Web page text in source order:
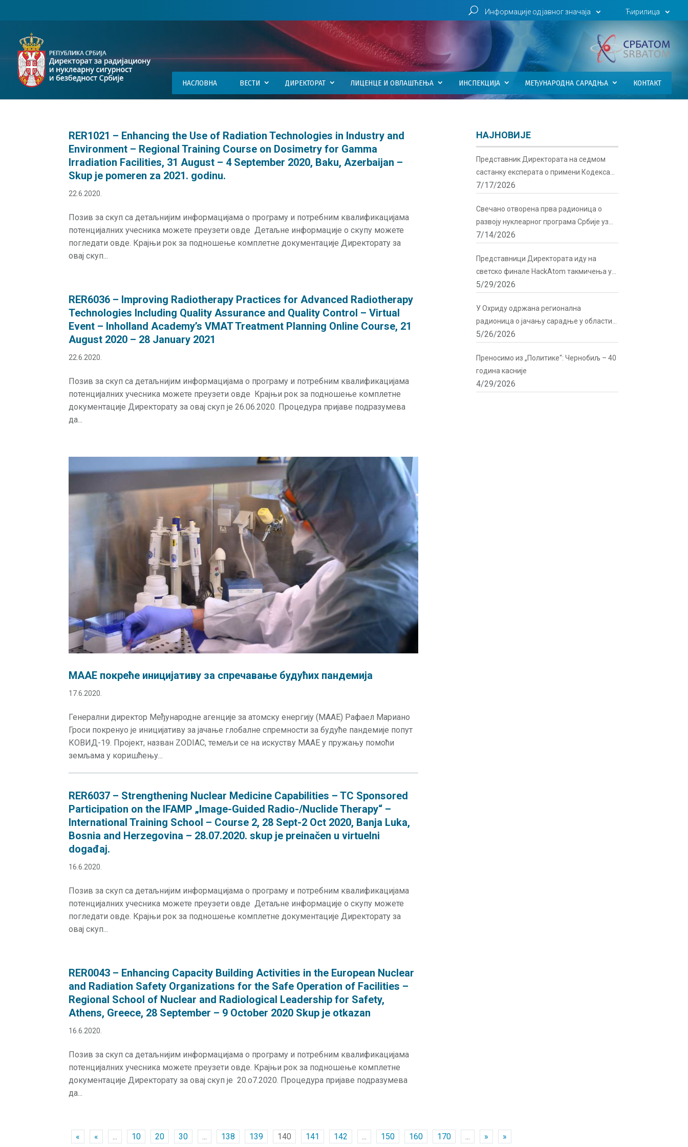
U Информације од јавног значаја Ћирилица
НАСЛОВНА ВЕСТИ ДИРЕКТОРАТ ЛИЦЕНЦЕ И ОВЛАШЋЕЊА ИНСПЕКЦИЈА МЕЂУНАРОДНА САРАДЊА КОНТАКТ
RER1021 – Enhancing the Use of Radiation Technologies in Industry and
Environment – Regional Training Course on Dosimetry for Gamma
Irradiation Facilities, 31 August – 4 September 2020, Baku, Azerbaijan –
Skup je pomeren za 2021. godinu.
22.6.2020.
Позив за скуп са детаљнијим информацијама о програму и потребним квалификацијама
потенцијалних учесника можете преузети овде Детаљне информације о скупу можете
погледати овде. Крајњи рок за подношење комплетне документације Директорату за
овај скуп...
RER6036 – Improving Radiotherapy Practices for Advanced Radiotherapy
Technologies Including Quality Assurance and Quality Control – Virtual
Event – Inholland Academy’s VMAT Treatment Planning Online Course, 21
August 2020 – 28 January 2021
22.6.2020.
Позив за скуп са детаљнијим информацијама о програму и потребним квалификацијама
потенцијалних учесника можете преузети овде Крајњи рок за подношење комплетне
документације Директорату за овај скуп је 26.06.2020. Процедура пријаве подразумева
да...
MAAE покреће иницијативу за спречавање будућих пандемија
17.6.2020.
Генерални директор Међународне агенције за атомску енергију (МААЕ) Рафаел Мариано
Гроси покренуо је иницијативу за јачање глобалне спремности за будуће пандемије попут
КОВИД-19. Пројект, назван ZODIAC, темељи се на искуству МААЕ у пружању помоћи
земљама у коришћењу...
RER6037 – Strengthening Nuclear Medicine Capabilities – TC Sponsored
Participation on the IFAMP „Image-Guided Radio-/Nuclide Therapy“ –
International Training School – Course 2, 28 Sept-2 Oct 2020, Banja Luka,
Bosnia and Herzegovina – 28.07.2020. skup je preinačen u virtuelni
događaj.
16.6.2020.
Позив за скуп са детаљнијим информацијама о програму и потребним квалификацијама
потенцијалних учесника можете преузети овде Детаљне информације о скупу можете
погледати овде. Крајњи рок за подношење комплетне документације Директорату за
овај скуп...
RER0043 – Enhancing Capacity Building Activities in the European Nuclear
and Radiation Safety Organizations for the Safe Operation of Facilities –
Regional School of Nuclear and Radiological Leadership for Safety,
Athens, Greece, 28 September – 9 October 2020 Skup je otkazan
16.6.2020.
Позив за скуп са детаљнијим информацијама о програму и потребним квалификацијама
потенцијалних учесника можете преузети овде. Крајњи рок за подношење комплетне
документације Директорату за овај скуп је 20.o7.2020. Процедура пријаве подразумева
да...
« « ... 10 20 30 ... 138 139 140 141 142 ... 150 160 170 ... » »
НАЈНОВИЈЕ
Представник Директората на седмом
састанку експерата о примени Кодекса
понашања о сигурности и безбедности
7/17/2026
Свечано отворена прва радионица о
развоју нуклеарног програма Србије уз
подршку Директората
7/14/2026
Представници Директората иду на
светско финале HackAtom такмичења у
Русији
5/29/2026
У Охриду одржана регионална
радионица о јачању сарадње у области
радијационе и нуклеарне сигурности
5/26/2026
Преносимо из „Политике“: Чернобиљ – 40
година касније
4/29/2026